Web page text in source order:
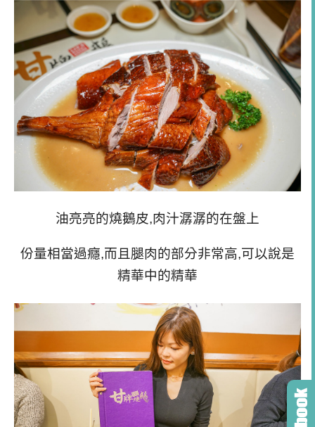
油亮亮的燒鵝皮,肉汁潺潺的在盤上
份量相當過癮,而且腿肉的部分非常高,可以說是
精華中的精華